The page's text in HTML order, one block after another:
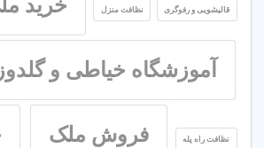
قالیشویی و رفوگری نظافت منزل خرید
آموزشگاه خیاطی و
نظافت راه پله فروش ملک